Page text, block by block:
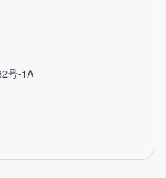
号-1A